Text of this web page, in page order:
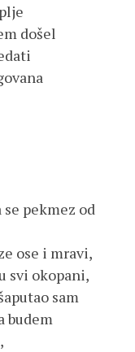
došel
pekmez od
ose i mravi,
svi okopani,
sam
budem